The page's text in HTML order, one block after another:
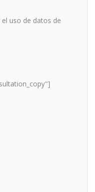
uso de datos de